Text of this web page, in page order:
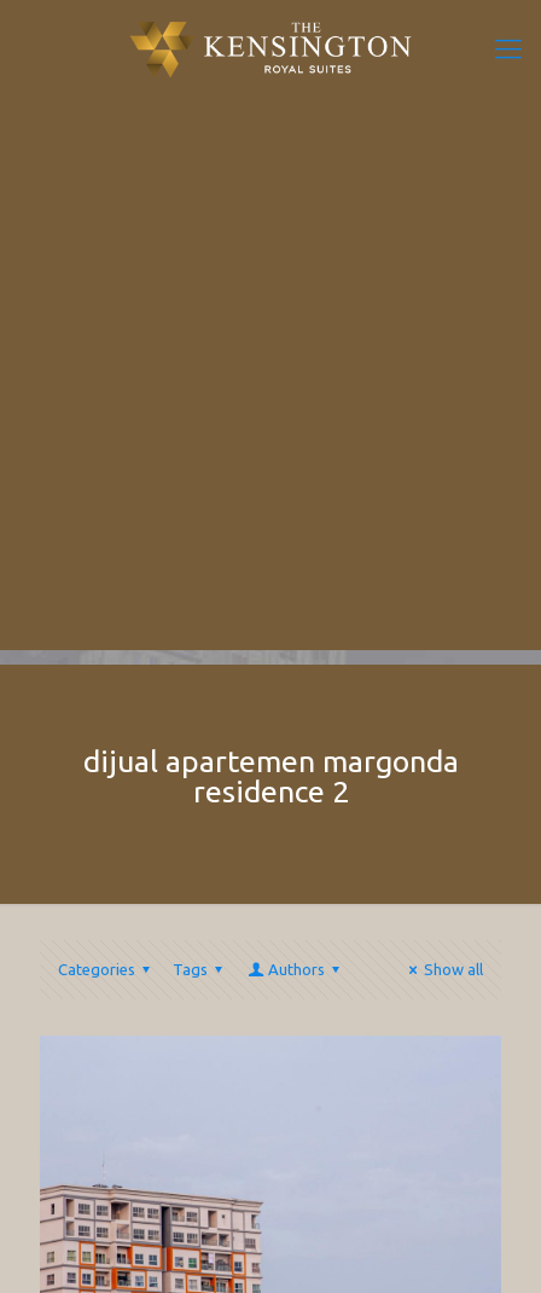
dijual apartemen margonda
residence 2
Categories Tags Authors Show all